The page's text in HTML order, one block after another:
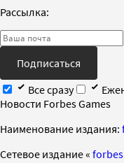
Рассылка:
Подписаться
Все сразу
Новости Forbes Games
Наименование издания:
Cетевое издание «